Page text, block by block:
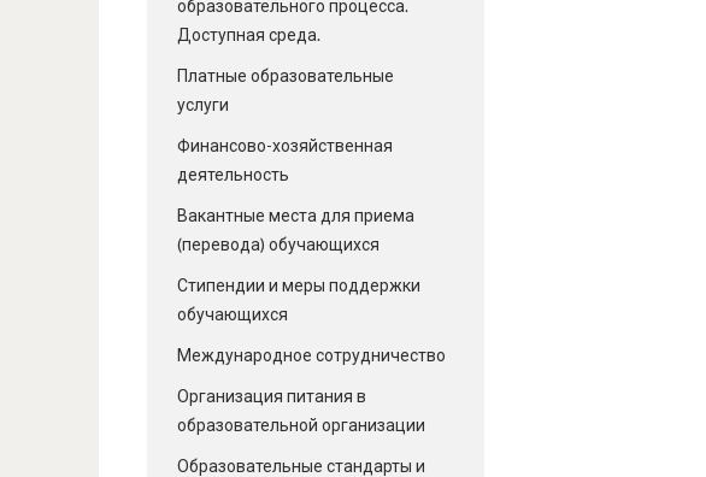
образовательного процесса.
Доступная среда.
Платные образовательные
услуги
Финансово-хозяйственная
деятельность
Вакантные места для приема
(перевода) обучающихся
Стипендии и меры поддержки
обучающихся
Международное сотрудничество
Организация питания в
образовательной организации
Образовательные стандарты и